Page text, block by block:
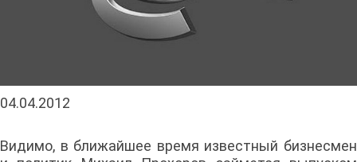
04.04.2012
Видимо, в ближайшее время известный бизнесмен